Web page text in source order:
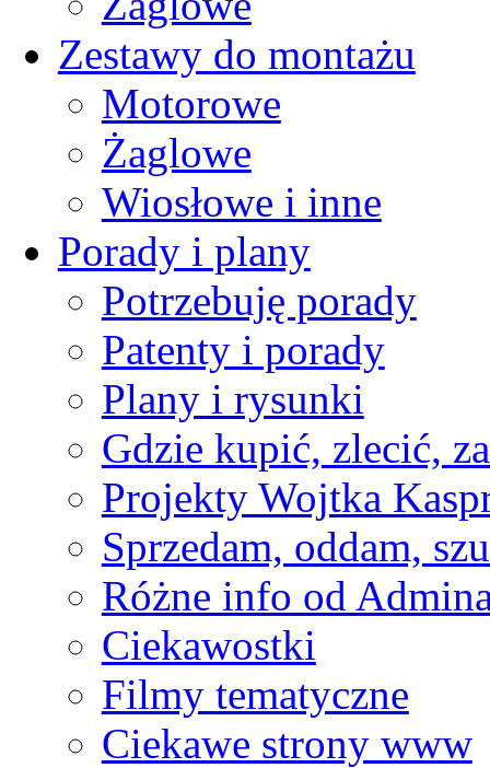
Zestawy do montażu
Motorowe
Żaglowe
Wiosłowe i inne
Porady i plany
Potrzebuję porady
Patenty i porady
Plany i rysunki
Gdzie kupić, zlecić,
Projekty Wojtka
Sprzedam, oddam,
Różne info od
Ciekawostki
Filmy tematyczne
Ciekawe strony www